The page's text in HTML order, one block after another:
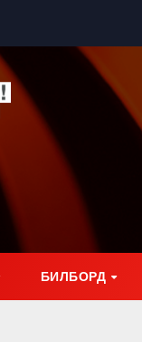
БИЛБОРД